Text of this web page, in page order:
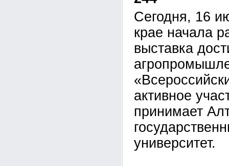
Сегодня, 16
крае начала
выставка
активное
принимает
университет.